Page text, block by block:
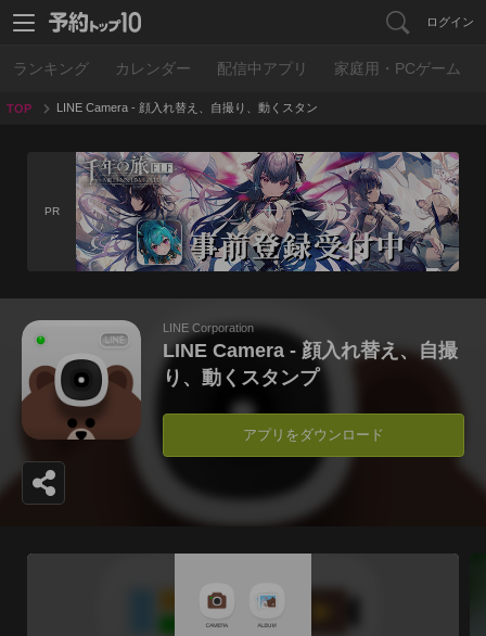
ログイン
ランキング カレンダー 配信中アプリ 家庭用・PCゲーム
TOP
LINE Camera - 顔入れ替え、自撮り、動くスタン
PR
LINE Corporation
LINE Camera - 顔入れ替え、自撮
り、動くスタンプ
アプリをダウンロード